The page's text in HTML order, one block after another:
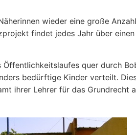
wieder eine große
findet jedes Jahr über
quer durch
bedürftige Kinder verteilt.
ihrer Lehrer für das Grundrecht